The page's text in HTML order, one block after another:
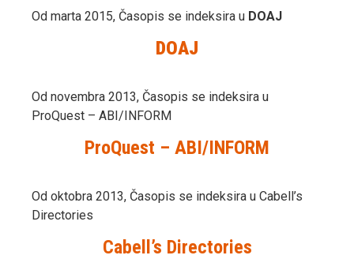
Od marta 2015, Časopis se indeksira u DOAJ
DOAJ
Od novembra 2013, Časopis se indeksira u
ProQuest – ABI/INFORM
ProQuest – ABI/INFORM
Od oktobra 2013, Časopis se indeksira u Cabell’s
Directories
Cabell’s Directories